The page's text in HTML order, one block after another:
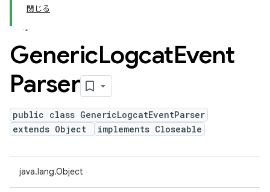
閉じる
GenericLogcatEvent
Parser
public class GenericLogcatEventParser
extends Object
implements Closeable
java.lang.Object